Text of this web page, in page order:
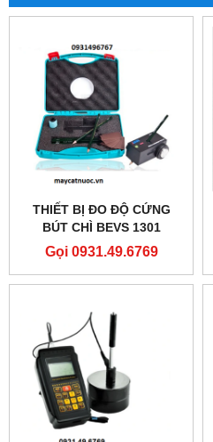
THIẾT BỊ ĐO ĐỘ CỨNG
BÚT CHÌ BEVS 1301
Gọi 0931.49.6769